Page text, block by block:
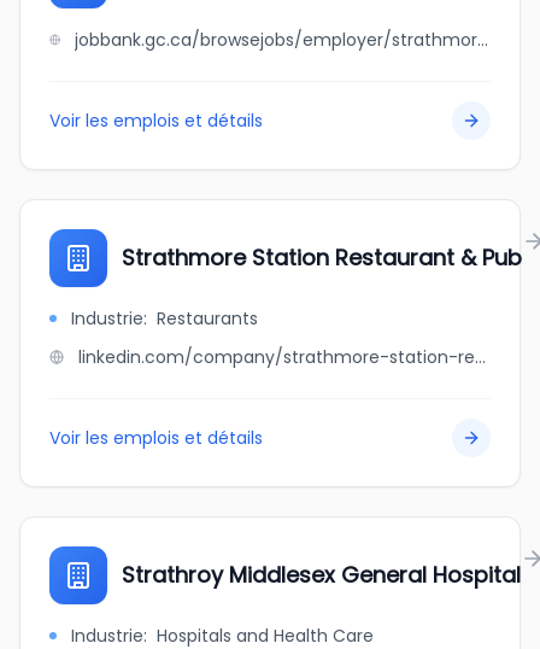
jobbank.gc.ca/browsejobs/employer/strathmore+station+restaurant+and+pub/ca
Voir les emplois et détails
Strathmore Station Restaurant & Pub
Industrie: Restaurants
linkedin.com/company/strathmore-station-restaurant-&-pub
Voir les emplois et détails
Strathroy Middlesex General Hospital
Industrie: Hospitals and Health Care